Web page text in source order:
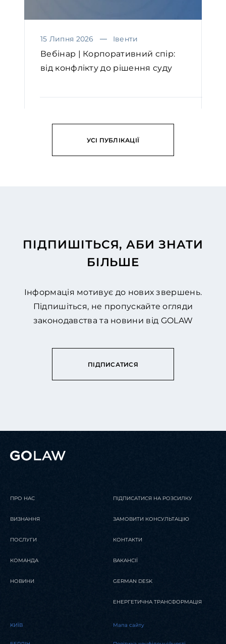
15 Липня 2026 Івенти
Вебінар | Корпоративний спір:
від конфлікту до рішення суду
УСІ ПУБЛІКАЦІЇ
ПІДПИШІТЬСЯ, АБИ ЗНАТИ
БІЛЬШЕ
Інформація мотивує до нових звершень.
Підпишіться, не пропускайте огляди
законодавства та новини від GOLAW
ПІДПИСАТИСЯ
ПРО НАС
ВИЗНАННЯ
ПОСЛУГИ
КОМАНДА
НОВИНИ
ПІДПИСАТИСЯ НА РОЗСИЛКУ
ЗАМОВИТИ КОНСУЛЬТАЦІЮ
КОНТАКТИ
ВАКАНСІЇ
GERMAN DESK
ЕНЕРГЕТИЧНА ТРАНСФОРМАЦІЯ
KИЇВ Мапа сайту